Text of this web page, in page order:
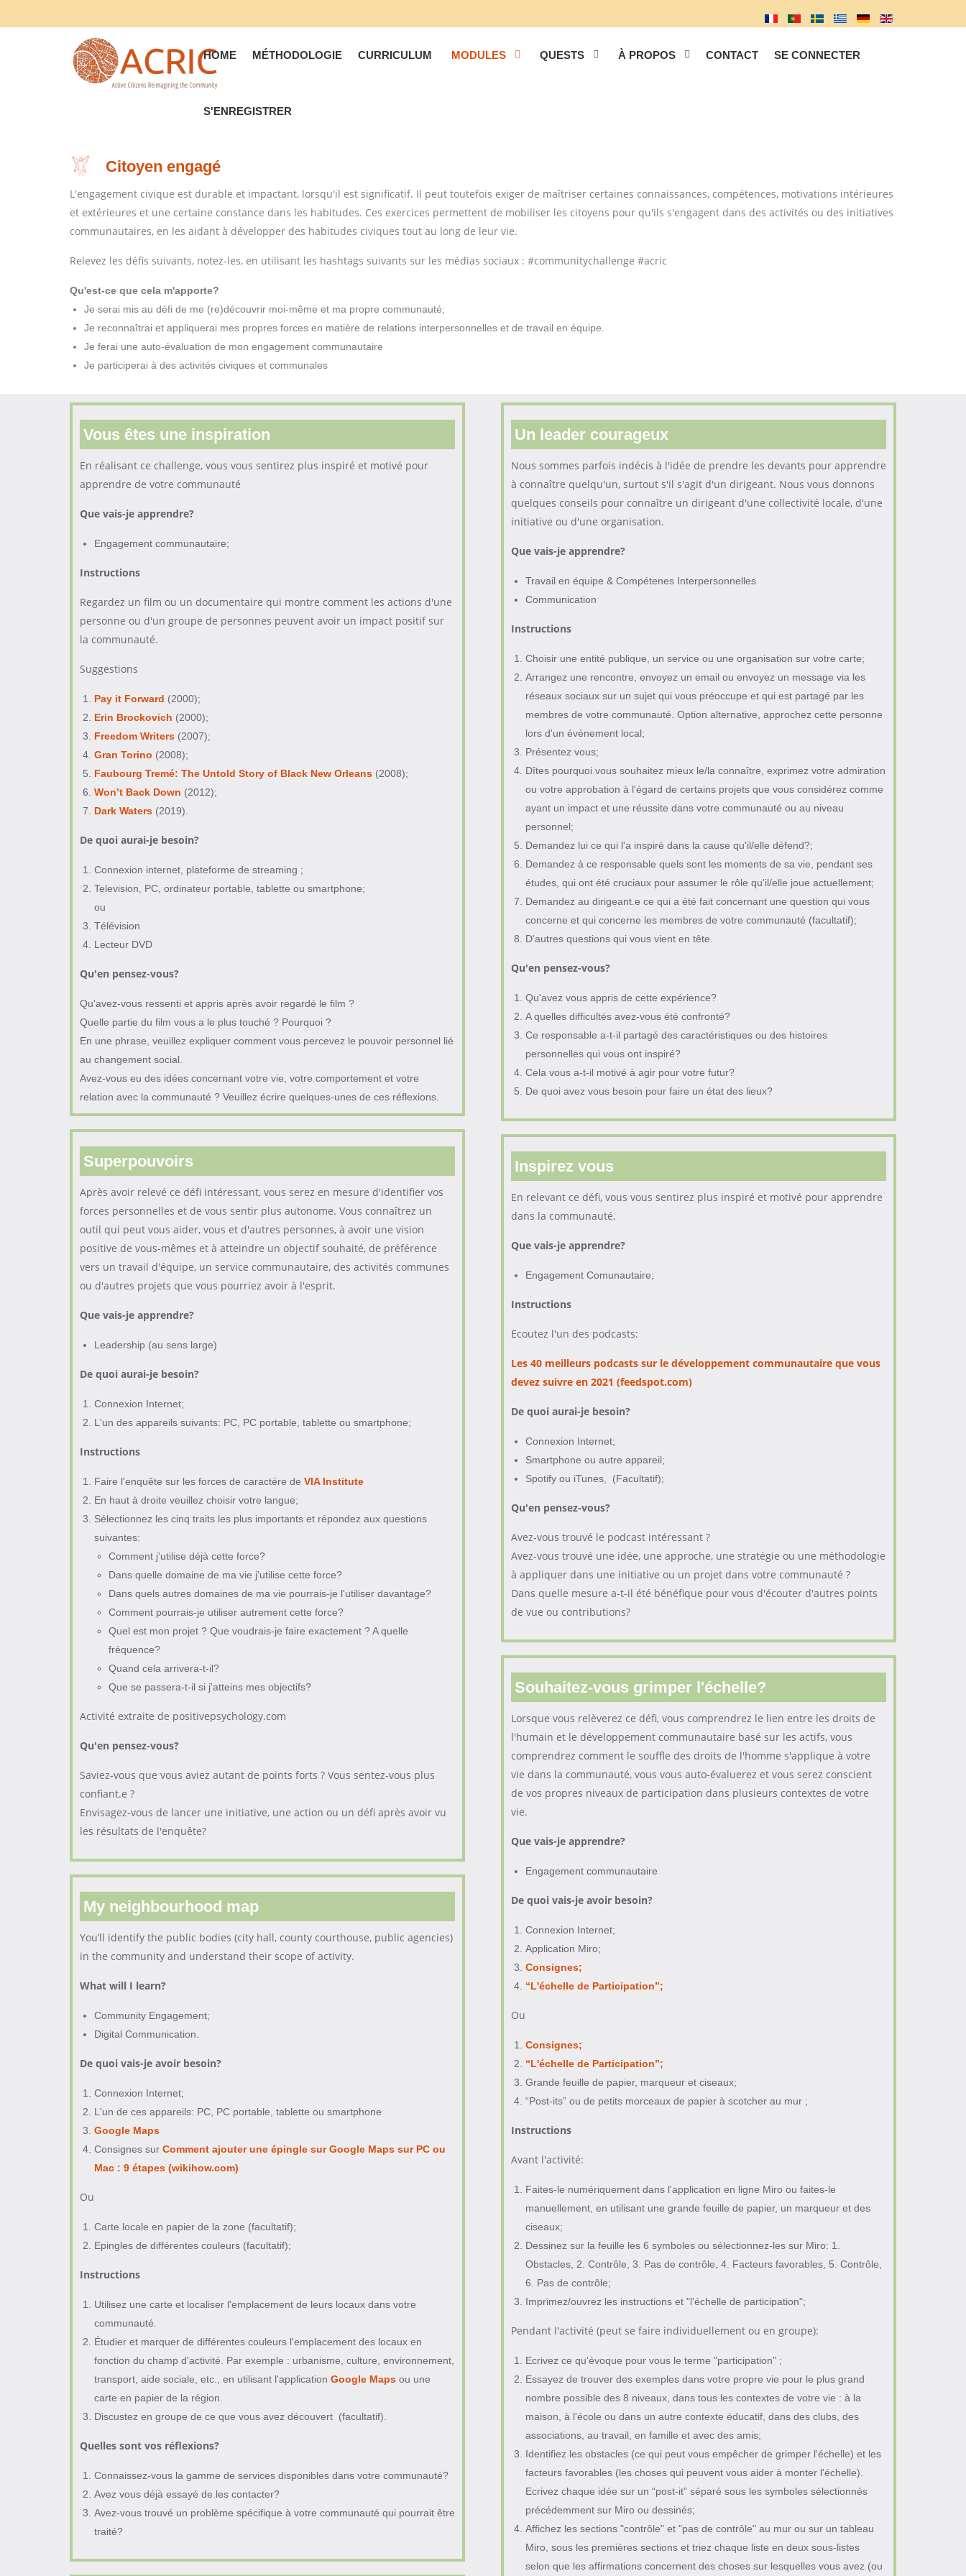
HOME MÉTHODOLOGIE CURRICULUM MODULES QUESTS À PROPOS CONTACT SE CONNECTER
S'ENREGISTRER
Citoyen engagé
L'engagement civique est durable et impactant, lorsqu'il est significatif. Il peut toutefois exiger de maîtriser certaines connaissances, compétences, motivations intérieures
et extérieures et une certaine constance dans les habitudes. Ces exercices permettent de mobiliser les citoyens pour qu'ils s'engagent dans des activités ou des initiatives
communautaires, en les aidant à développer des habitudes civiques tout au long de leur vie.
Relevez les défis suivants, notez-les, en utilisant les hashtags suivants sur les médias sociaux : #communitychallenge #acric
Qu'est-ce que cela m'apporte?
Je serai mis au défi de me (re)découvrir moi-même et ma propre communauté;
Je reconnaîtrai et appliquerai mes propres forces en matière de relations interpersonnelles et de travail en équipe.
Je ferai une auto-évaluation de mon engagement communautaire
Je participerai à des activités civiques et communales
Vous êtes une inspiration
En réalisant ce challenge, vous vous sentirez plus inspiré et motivé pour
apprendre de votre communauté
Que vais-je apprendre?
Engagement communautaire;
Instructions
Regardez un film ou un documentaire qui montre comment les actions d'une
personne ou d'un groupe de personnes peuvent avoir un impact positif sur
la communauté.
Suggestions
Pay it Forward (2000);
Erin Brockovich (2000);
Freedom Writers (2007);
Gran Torino (2008);
Faubourg Tremé: The Untold Story of Black New Orleans (2008);
Won’t Back Down (2012);
Dark Waters (2019).
De quoi aurai-je besoin?
Connexion internet, plateforme de streaming ;
Television, PC, ordinateur portable, tablette ou smartphone;
ou
Télévision
Lecteur DVD
Qu'en pensez-vous?
Qu'avez-vous ressenti et appris après avoir regardé le film ?
Quelle partie du film vous a le plus touché ? Pourquoi ?
En une phrase, veuillez expliquer comment vous percevez le pouvoir personnel lié
au changement social.
Avez-vous eu des idées concernant votre vie, votre comportement et votre
relation avec la communauté ? Veuillez écrire quelques-unes de ces réflexions.
Superpouvoirs
Après avoir relevé ce défi intéressant, vous serez en mesure d'identifier vos
forces personnelles et de vous sentir plus autonome. Vous connaîtrez un
outil qui peut vous aider, vous et d'autres personnes, à avoir une vision
positive de vous-mêmes et à atteindre un objectif souhaité, de préférence
vers un travail d'équipe, un service communautaire, des activités communes
ou d'autres projets que vous pourriez avoir à l'esprit.
Que vais-je apprendre?
Leadership (au sens large)
De quoi aurai-je besoin?
Connexion Internet;
L'un des appareils suivants: PC, PC portable, tablette ou smartphone;
Instructions
Faire l'enquête sur les forces de caractére de VIA Institute
En haut à droite veuillez choisir votre langue;
Sélectionnez les cinq traits les plus importants et répondez aux questions
suivantes:
Comment j'utilise déjà cette force?
Dans quelle domaine de ma vie j'utilise cette force?
Dans quels autres domaines de ma vie pourrais-je l'utiliser davantage?
Comment pourrais-je utiliser autrement cette force?
Quel est mon projet ? Que voudrais-je faire exactement ? A quelle
fréquence?
Quand cela arrivera-t-il?
Que se passera-t-il si j'atteins mes objectifs?
Activité extraite de positivepsychology.com
Qu'en pensez-vous?
Saviez-vous que vous aviez autant de points forts ? Vous sentez-vous plus
confiant.e ?
Envisagez-vous de lancer une initiative, une action ou un défi après avoir vu
les résultats de l'enquête?
My neighbourhood map
You’ll identify the public bodies (city hall, county courthouse, public agencies)
in the community and understand their scope of activity.
What will I learn?
Community Engagement;
Digital Communication.
De quoi vais-je avoir besoin?
Connexion Internet;
L'un de ces appareils: PC, PC portable, tablette ou smartphone
Google Maps
Consignes sur Comment ajouter une épingle sur Google Maps sur PC ou
Mac : 9 étapes (wikihow.com)
Ou
Carte locale en papier de la zone (facultatif);
Epingles de différentes couleurs (facultatif);
Instructions
Utilisez une carte et localiser l'emplacement de leurs locaux dans votre
communauté.
Étudier et marquer de différentes couleurs l'emplacement des locaux en
fonction du champ d'activité. Par exemple : urbanisme, culture, environnement,
transport, aide sociale, etc., en utilisant l'application Google Maps ou une
carte en papier de la région.
Discustez en groupe de ce que vous avez découvert (facultatif).
Quelles sont vos réflexions?
Connaissez-vous la gamme de services disponibles dans votre communauté?
Avez vous déjà essayé de les contacter?
Avez-vous trouvé un problème spécifique à votre communauté qui pourrait être
traité?
Un leader courageux
Nous sommes parfois indécis à l'idée de prendre les devants pour apprendre
à connaître quelqu'un, surtout s'il s'agit d'un dirigeant. Nous vous donnons
quelques conseils pour connaître un dirigeant d'une collectivité locale, d'une
initiative ou d'une organisation.
Que vais-je apprendre?
Travail en équipe & Compétenes Interpersonnelles
Communication
Instructions
Choisir une entité publique, un service ou une organisation sur votre carte;
Arrangez une rencontre, envoyez un email ou envoyez un message via les
réseaux sociaux sur un sujet qui vous préoccupe et qui est partagé par les
membres de votre communauté. Option alternative, approchez cette personne
lors d'un évènement local;
Présentez vous;
Dîtes pourquoi vous souhaitez mieux le/la connaître, exprimez votre admiration
ou votre approbation à l'égard de certains projets que vous considérez comme
ayant un impact et une réussite dans votre communauté ou au niveau
personnel;
Demandez lui ce qui l'a inspiré dans la cause qu'il/elle défend?;
Demandez à ce responsable quels sont les moments de sa vie, pendant ses
études, qui ont été cruciaux pour assumer le rôle qu'il/elle joue actuellement;
Demandez au dirigeant.e ce qui a été fait concernant une question qui vous
concerne et qui concerne les membres de votre communauté (facultatif);
D'autres questions qui vous vient en tête.
Qu'en pensez-vous?
Qu'avez vous appris de cette expérience?
A quelles difficultés avez-vous été confronté?
Ce responsable a-t-il partagé des caractéristiques ou des histoires
personnelles qui vous ont inspiré?
Cela vous a-t-il motivé à agir pour votre futur?
De quoi avez vous besoin pour faire un état des lieux?
Inspirez vous
En relevant ce défi, vous vous sentirez plus inspiré et motivé pour apprendre
dans la communauté.
Que vais-je apprendre?
Engagement Comunautaire;
Instructions
Ecoutez l'un des podcasts:
Les 40 meilleurs podcasts sur le développement communautaire que vous
devez suivre en 2021 (feedspot.com)
De quoi aurai-je besoin?
Connexion Internet;
Smartphone ou autre appareil;
Spotify ou iTunes, (Facultatif);
Qu'en pensez-vous?
Avez-vous trouvé le podcast intéressant ?
Avez-vous trouvé une idée, une approche, une stratégie ou une méthodologie
à appliquer dans une initiative ou un projet dans votre communauté ?
Dans quelle mesure a-t-il été bénéfique pour vous d'écouter d'autres points
de vue ou contributions?
Souhaitez-vous grimper l'échelle?
Lorsque vous relèverez ce défi, vous comprendrez le lien entre les droits de
l'humain et le développement communautaire basé sur les actifs, vous
comprendrez comment le souffle des droits de l'homme s'applique à votre
vie dans la communauté, vous vous auto-évaluerez et vous serez conscient
de vos propres niveaux de participation dans plusieurs contextes de votre
vie.
Que vais-je apprendre?
Engagement communautaire
De quoi vais-je avoir besoin?
Connexion Internet;
Application Miro;
Consignes;
“L'échelle de Participation”;
Ou
Consignes;
“L'échelle de Participation”;
Grande feuille de papier, marqueur et ciseaux;
“Post-its” ou de petits morceaux de papier à scotcher au mur ;
Instructions
Avant l'activité:
Faites-le numériquement dans l'application en ligne Miro ou faites-le
manuellement, en utilisant une grande feuille de papier, un marqueur et des
ciseaux;
Dessinez sur la feuille les 6 symboles ou sélectionnez-les sur Miro: 1.
Obstacles, 2. Contrôle, 3. Pas de contrôle, 4. Facteurs favorables, 5. Contrôle,
6. Pas de contrôle;
Imprimez/ouvrez les instructions et "l'échelle de participation";
Pendant l'activité (peut se faire individuellement ou en groupe):
Ecrivez ce qu'évoque pour vous le terme "participation" ;
Essayez de trouver des exemples dans votre propre vie pour le plus grand
nombre possible des 8 niveaux, dans tous les contextes de votre vie : à la
maison, à l'école ou dans un autre contexte éducatif, dans des clubs, des
associations, au travail, en famille et avec des amis;
Identifiez les obstacles (ce qui peut vous empêcher de grimper l'échelle) et les
facteurs favorables (les choses qui peuvent vous aider à monter l'échelle).
Ecrivez chaque idée sur un “post-it” séparé sous les symboles sélectionnés
précédemment sur Miro ou dessinés;
Affichez les sections "contrôle" et "pas de contrôle" au mur ou sur un tableau
Miro, sous les premières sections et triez chaque liste en deux sous-listes
selon que les affirmations concernent des choses sur lesquelles vous avez (ou